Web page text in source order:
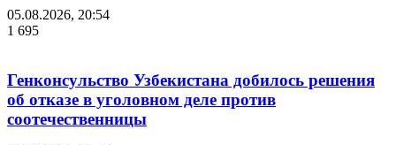
05.08.2026, 20:54
1 695
Генконсульство Узбекистана добилось решения
об отказе в уголовном деле против
соотечественницы